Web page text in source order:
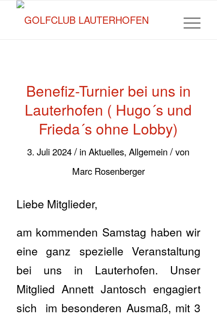
Benefiz-Turnier bei uns in
Lauterhofen ( Hugo´s und
Frieda´s ohne Lobby)
3. Juli 2024 / inAktuelles,Allgemein / von
Marc Rosenberger
Liebe Mitglieder,
am kommenden Samstag haben wir
eine ganz spezielle Veranstaltung
bei uns in Lauterhofen. Unser
Mitglied Annett Jantosch engagiert
sich im besonderen Ausmaß, mit 3